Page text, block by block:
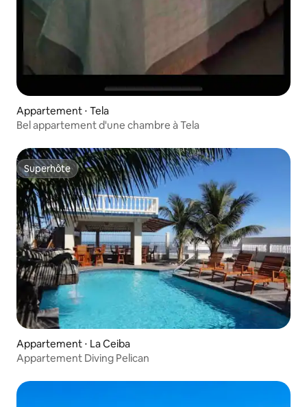
Appartement ⋅ Tela
Bel appartement d'une chambre à Tela
Superhôte
Superhôte
Appartement ⋅ La Ceiba
Appartement Diving Pelican